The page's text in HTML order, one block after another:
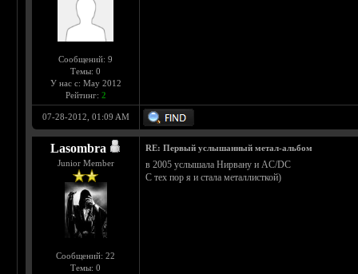
Сообщений: 9
Темы: 0
У нас с: May 2012
Рейтинг: 2
07-28-2012, 01:09 AM
Lasombra
Junior Member
Сообщений: 22
Темы: 0
RE: Первый услышанный метал-альбом
в 2005 услышала Нирвану и AC/DC
С тех пор я и стала металлисткой)